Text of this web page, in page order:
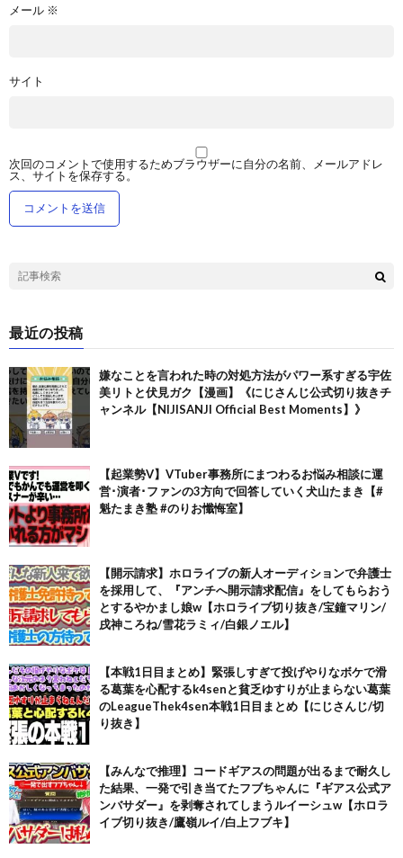
メール ※
サイト
次回のコメントで使用するためブラウザーに自分の名前、メールアドレ
ス、サイトを保存する。
最近の投稿
嫌なことを言われた時の対処方法がパワー系すぎる宇佐
美リトと伏見ガク【漫画】《にじさんじ公式切り抜きチ
ャンネル【NIJISANJI Official Best Moments】》
【起業勢V】VTuber事務所にまつわるお悩み相談に運
営･演者･ファンの3方向で回答していく犬山たまき【#
魁たまき塾 #のりお懺悔室】
【開示請求】ホロライブの新人オーディションで弁護士
を採用して、『アンチへ開示請求配信』をしてもらおう
とするやかまし娘w【ホロライブ切り抜き/宝鐘マリン/
戌神ころね/雪花ラミィ/白銀ノエル】
【本戦1日目まとめ】緊張しすぎて投げやりなボケで滑
る葛葉を心配するk4senと貧乏ゆすりが止まらない葛葉
のLeagueThek4sen本戦1日目まとめ【にじさんじ/切
り抜き】
【みんなで推理】コードギアスの問題が出るまで耐久し
た結果、一発で引き当てたフブちゃんに『ギアス公式ア
ンバサダー』を剥奪されてしまうルイーシュw【ホロラ
イブ切り抜き/鷹嶺ルイ/白上フブキ】